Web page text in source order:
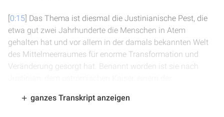
[0:15] Das Thema ist diesmal die Justinianische Pest, die
etwa gut zwei Jahrhunderte die Menschen in Atem
gehalten hat und vor allem in der damals bekannten Welt
des Mittelmeerraumes für enorme Transformation und
Veränderung gesorgt hat. Benannt worden ist sie nach
Spätantike und am Anfang des Mittelalters, des frühen
ganzes Transkript anzeigen